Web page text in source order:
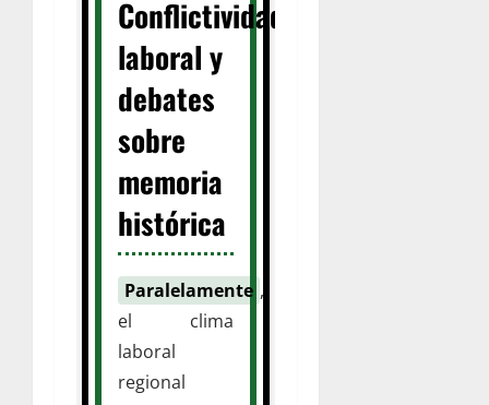
Conflictividad
laboral y
debates
sobre
memoria
histórica
Paralelamente ,
el clima
laboral
regional